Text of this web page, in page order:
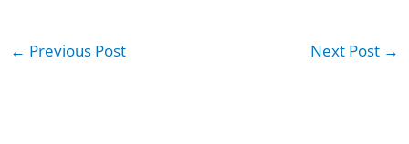
← Previous Post Next Post →